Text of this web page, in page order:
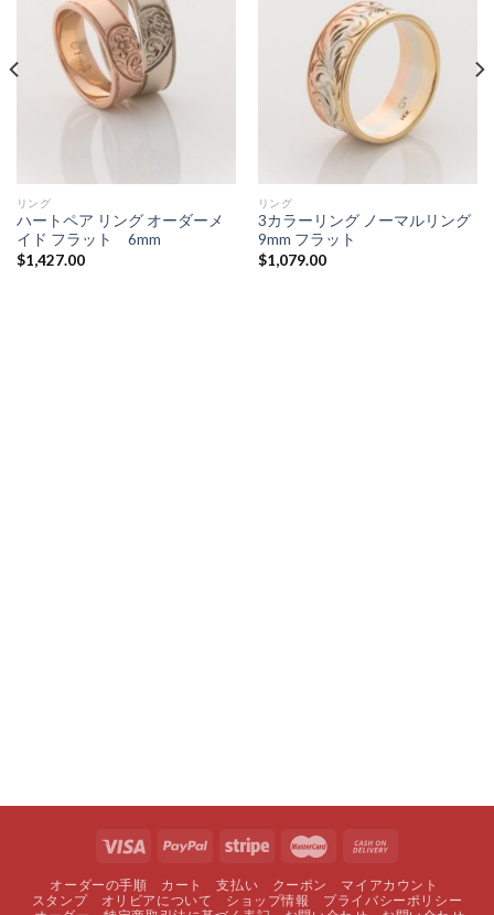
リング
ハートペア リング オーダーメ
イド フラット 6mm
$1,427.00
リング
3カラーリング ノーマルリング
9mm フラット
$1,079.00
オーダーの手順 カート 支払い クーポン
マイアカウント
スタンプ
オリビアについて ショップ情報
プライバシーポリシー